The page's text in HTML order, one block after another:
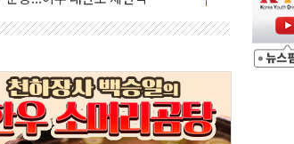
…기술격차 확대 막아야"
상
인업 공개